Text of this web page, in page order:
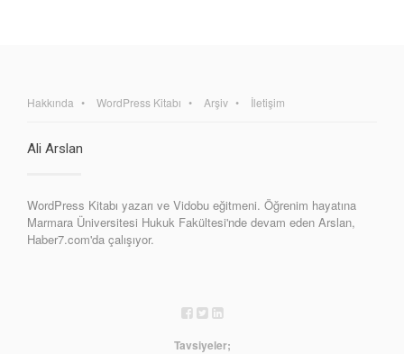
Hakkında WordPress Kitabı Arşiv İletişim
Ali Arslan
WordPress Kitabı yazarı ve Vidobu eğitmeni. Öğrenim hayatına
Marmara Üniversitesi Hukuk Fakültesi'nde devam eden Arslan,
Haber7.com'da çalışıyor.
Tavsiyeler;